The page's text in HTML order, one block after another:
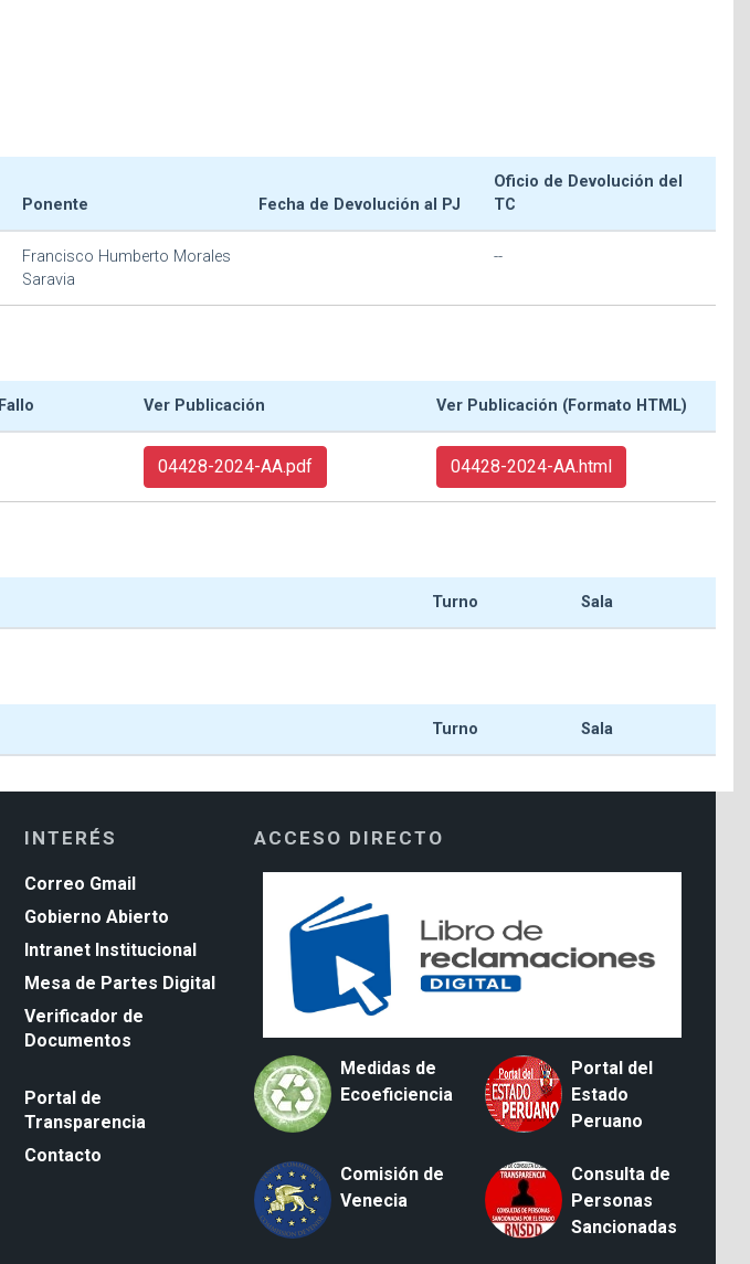
Ponente Fecha de Devolución al PJ
Oficio de Devolución del
TC
Francisco Humberto Morales
Saravia
--
Fallo Ver Publicación Ver Publicación (Formato HTML)
04428-2024-AA.pdf 04428-2024-AA.html
Turno Sala
Turno Sala
INTERÉS
Correo Gmail
Gobierno Abierto
Intranet Institucional
Mesa de Partes Digital
Verificador de
Documentos
Portal de
Transparencia
Contacto
ACCESO DIRECTO
Medidas de
Ecoeficiencia
Portal del
Estado
Peruano
Comisión de
Venecia
Consulta de
Personas
Sancionadas